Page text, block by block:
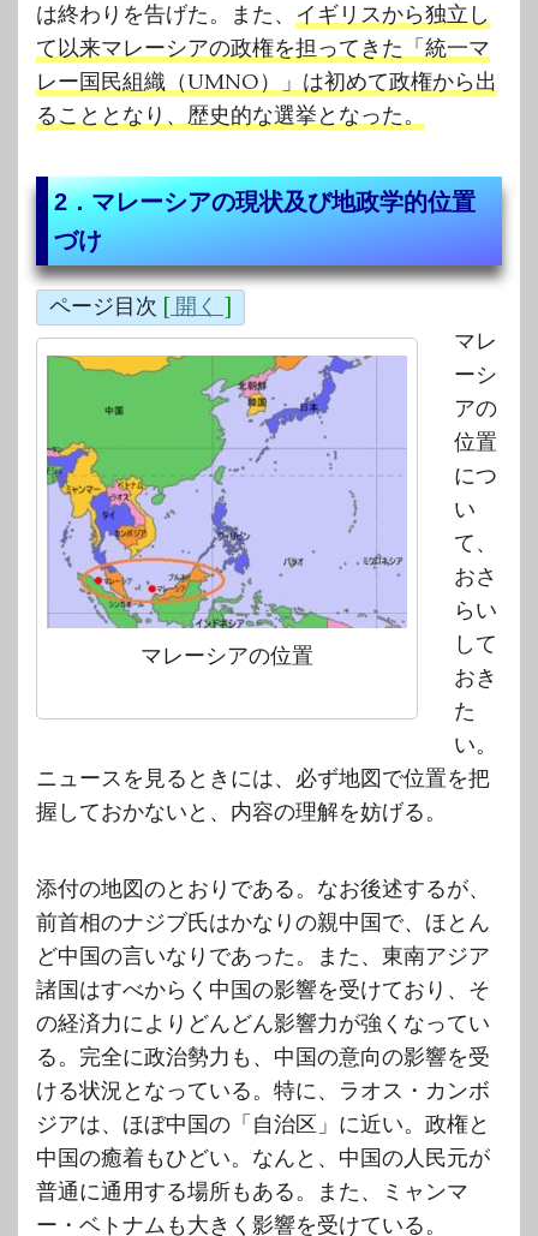
は終わりを告げた。また、 イギリスから独立し
て以来マレーシアの政権を担ってきた「統一マ
レー国民組織（UMNO）」は初めて政権から出
ることとなり、歴史的な選挙となった。
2．マレーシアの現状及び地政学的位置
づけ
ページ目次 [ 開く ]
マレーシアの位置
マレ
ーシ
アの
位置
につ
い
て、
おさ
らい
して
おき
た
い。
ニュースを見るときには、必ず地図で位置を把
握しておかないと、内容の理解を妨げる。
添付の地図のとおりである。なお後述するが、
前首相のナジブ氏はかなりの親中国で、ほとん
ど中国の言いなりであった。また、東南アジア
諸国はすべからく中国の影響を受けており、そ
の経済力によりどんどん影響力が強くなってい
る。完全に政治勢力も、中国の意向の影響を受
ける状況となっている。特に、ラオス・カンボ
ジアは、ほぼ中国の「自治区」に近い。政権と
中国の癒着もひどい。なんと、中国の人民元が
普通に通用する場所もある。また、ミャンマ
ー・ベトナムも大きく影響を受けている。